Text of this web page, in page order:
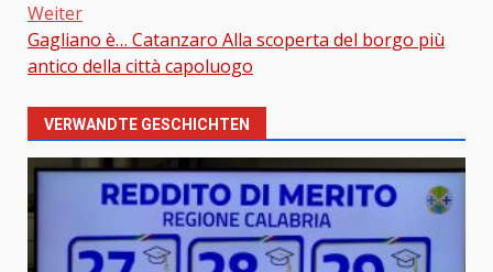
Weiter
Gagliano è… Catanzaro Alla scoperta del borgo più
antico della città capoluogo
VERWANDTE GESCHICHTEN